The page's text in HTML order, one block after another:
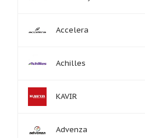
Accelera
Achilles
KAVIR
Advenza